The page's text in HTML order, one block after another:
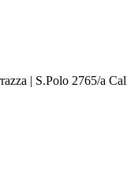
| S.Polo 2765/a